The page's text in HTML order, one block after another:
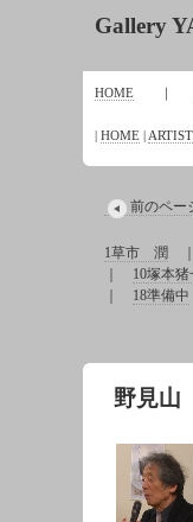
Gallery
HOME｜
| HOME|
前のペー
1草市 潤
10塚本猪
18準備中
野見山